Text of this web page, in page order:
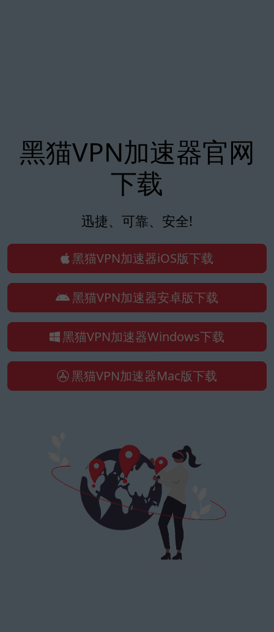
黑猫VPN加速器官网
下载
迅捷、可靠、安全!
黑猫VPN加速器iOS版下载
黑猫VPN加速器安卓版下载
黑猫VPN加速器Windows下载
黑猫VPN加速器Mac版下载